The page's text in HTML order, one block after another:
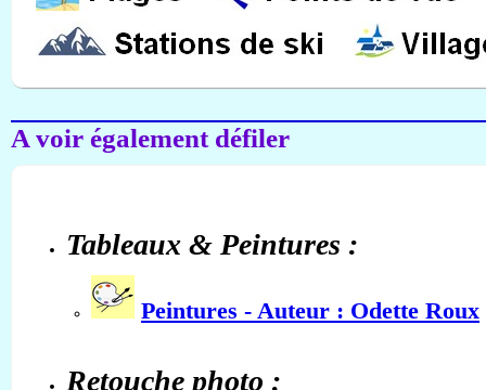
A voir également défiler
Tableaux & Peintures :
Peintures - Auteur : Odette Roux
Retouche photo :